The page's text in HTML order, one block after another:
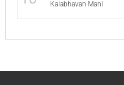
Kalabhavan Mani